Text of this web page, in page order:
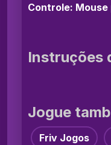
Controle:
Instruções
Jogue
Friv Jogos